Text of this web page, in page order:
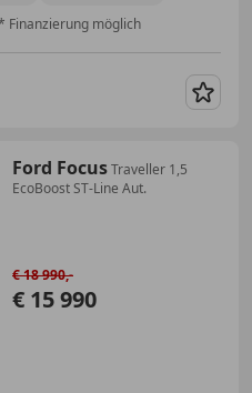
Finanzierung möglich
Ford FocusTraveller 1,5
EcoBoost ST-Line Aut.
€ 15 990
€ 18 990,-